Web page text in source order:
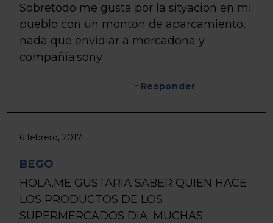
Sobretodo me gusta por la sityacion en mi
pueblo con un monton de aparcamiento,
nada que envidiar a mercadona y
compañia.sony
Responder
6 febrero, 2017
BEGO
HOLA.ME GUSTARIA SABER QUIEN HACE
LOS PRODUCTOS DE LOS
SUPERMERCADOS DIA. MUCHAS